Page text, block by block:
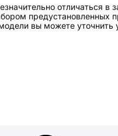
отличаться в
предустановленных
вы можете